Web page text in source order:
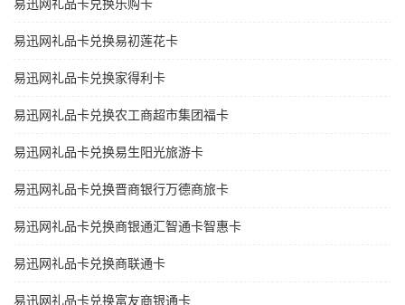
易迅网礼品卡兑换乐购卡
易迅网礼品卡兑换易初莲花卡
易迅网礼品卡兑换家得利卡
易迅网礼品卡兑换农工商超市集团福卡
易迅网礼品卡兑换易生阳光旅游卡
易迅网礼品卡兑换晋商银行万德商旅卡
易迅网礼品卡兑换商银通汇智通卡智惠卡
易迅网礼品卡兑换商联通卡
易迅网礼品卡兑换富友商银通卡